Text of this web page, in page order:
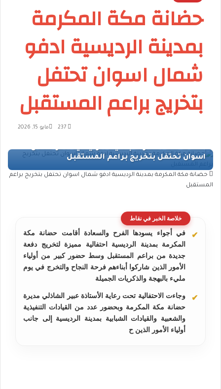
حضانة مكة المكرمة
بمدينة الرديسية ادفو
شمال اسوان تحتفل
بتخريج براعم المستقبل
مايو 15, 2026
حضانة مكة المكرمة بمدينة الرديسية ادفو شمال اسوان تحتفل بتخريج براعم
المستقبل
خلاصة الخبر في نقاط
في أجواء يسودها الفرح والسعادة أقامت حضانة مكة
المكرمة بمدينة الرديسية احتفالية مميزة لتخريج دفعة
جديدة من براعم المستقبل وسط حضور كبير من أولياء
الأمور الذين شاركوا أبناءهم فرحة النجاح والتخرج في يوم
مليء بالبهجة والذكريات الجميلة
وجاءت الاحتفالية تحت رعاية الأستاذة عبير الشاذلي مديرة
حضانة مكة المكرمة وبحضور عدد من القيادات التنفيذية
والشعبية والقيادات الشبابية بمدينة الرديسية إلى جانب
أولياء الأمور الذين ح